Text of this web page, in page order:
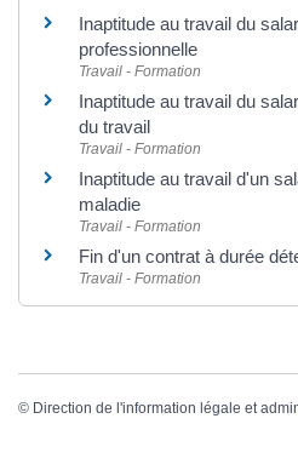
Inaptitude au travail du
professionnelle
Travail - Formation
Inaptitude au travail du
du travail
Travail - Formation
Inaptitude au travail d'un
maladie
Travail - Formation
Fin d'un contrat à durée
Travail - Formation
© Direction de l'information légale et